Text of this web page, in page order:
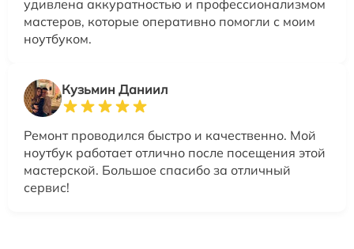
удивлена аккуратностью и профессионализмом
мастеров, которые оперативно помогли с моим
ноутбуком.
Кузьмин Даниил
Ремонт проводился быстро и качественно. Мой
ноутбук работает отлично после посещения этой
мастерской. Большое спасибо за отличный
сервис!